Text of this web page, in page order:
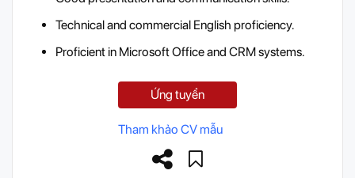
Technical and commercial English proficiency.
Proficient in Microsoft Office and CRM systems.
Ứng tuyển
Tham khảo CV mẫu